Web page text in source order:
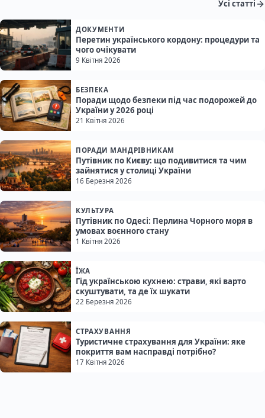
Усі статті
ДОКУМЕНТИ
Перетин українського кордону: процедури та
чого очікувати
9 Квітня 2026
БЕЗПЕКА
Поради щодо безпеки під час подорожей до
України у 2026 році
21 Квітня 2026
ПОРАДИ МАНДРІВНИКАМ
Путівник по Києву: що подивитися та чим
зайнятися у столиці України
16 Березня 2026
КУЛЬТУРА
Путівник по Одесі: Перлина Чорного моря в
умовах воєнного стану
1 Квітня 2026
ЇЖА
Гід українською кухнею: страви, які варто
скуштувати, та де їх шукати
22 Березня 2026
СТРАХУВАННЯ
Туристичне страхування для України: яке
покриття вам насправді потрібно?
17 Квітня 2026